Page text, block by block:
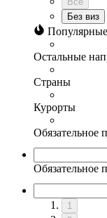
Без виз
Остальные
Страны
Курорты
Обязательное
Обязательное
1